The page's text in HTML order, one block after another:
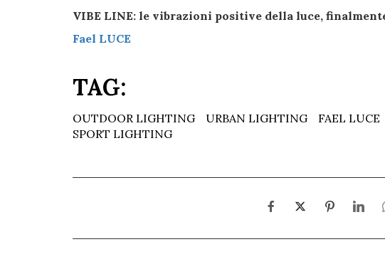
VIBE LINE: le vibrazioni positive della luce,
Fael LUCE
TAG:
OUTDOOR LIGHTING URBAN LIGHTING FAEL LUCE
SPORT LIGHTING